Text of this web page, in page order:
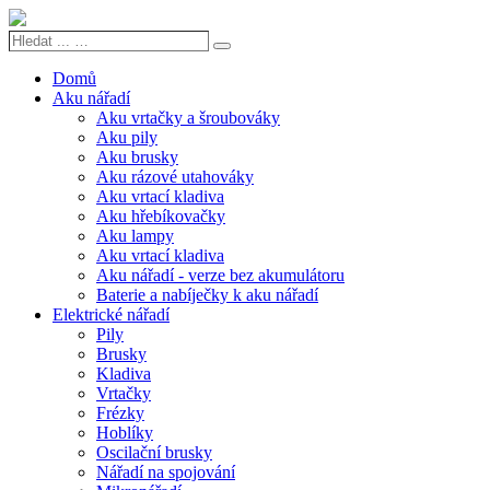
Hledat
Search
Domů
Aku nářadí
Aku vrtačky a šroubováky
Aku pily
Aku brusky
Aku rázové utahováky
Aku vrtací kladiva
Aku hřebíkovačky
Aku lampy
Aku vrtací kladiva
Aku nářadí - verze bez akumulátoru
Baterie a nabíječky k aku nářadí
Elektrické nářadí
Pily
Brusky
Kladiva
Vrtačky
Frézky
Hoblíky
Oscilační brusky
Nářadí na spojování